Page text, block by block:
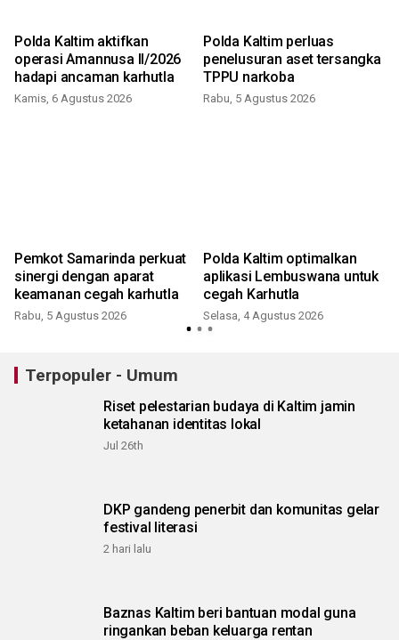
Polda Kaltim aktifkan
operasi Amannusa II/2026
hadapi ancaman karhutla
Kamis, 6 Agustus 2026
Polda Kaltim perluas
penelusuran aset tersangka
TPPU narkoba
Rabu, 5 Agustus 2026
Pemkot Samarinda perkuat
sinergi dengan aparat
keamanan cegah karhutla
Rabu, 5 Agustus 2026
Polda Kaltim optimalkan
aplikasi Lembuswana untuk
cegah Karhutla
Selasa, 4 Agustus 2026
Terpopuler - Umum
Riset pelestarian budaya di Kaltim jamin
ketahanan identitas lokal
Jul 26th
DKP gandeng penerbit dan komunitas gelar
festival literasi
2 hari lalu
Baznas Kaltim beri bantuan modal guna
ringankan beban keluarga rentan